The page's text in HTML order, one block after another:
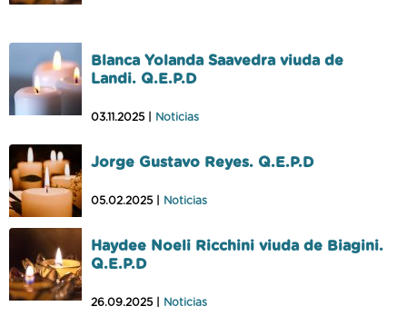
Blanca Yolanda Saavedra viuda de
Landi. Q.E.P.D
03.11.2025 | Noticias
Jorge Gustavo Reyes. Q.E.P.D
05.02.2025 | Noticias
Haydee Noeli Ricchini viuda de Biagini.
Q.E.P.D
26.09.2025 | Noticias